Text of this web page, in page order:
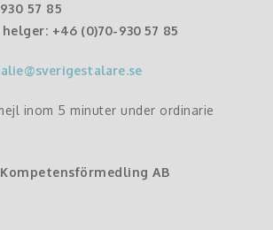
57 85
+46 (0)70-930 57 85
inom 5 minuter under ordinarie
AB